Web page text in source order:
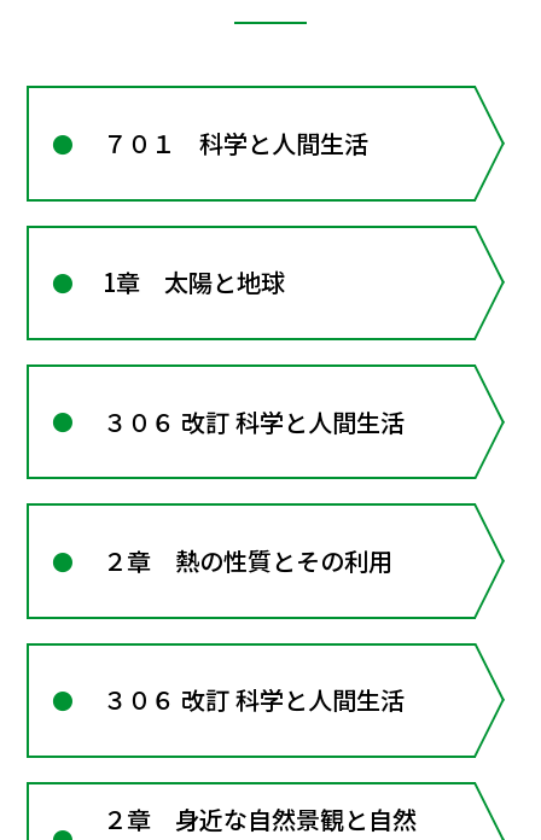
７０１ 科学と人間生活
1章 太陽と地球
３０６ 改訂 科学と人間生活
２章 熱の性質とその利用
３０６ 改訂 科学と人間生活
２章 身近な自然景観と自然